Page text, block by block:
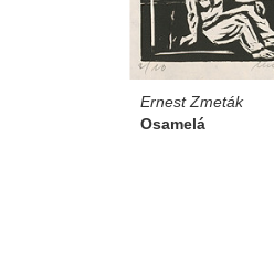
Ernest Zmeták
Osamelá